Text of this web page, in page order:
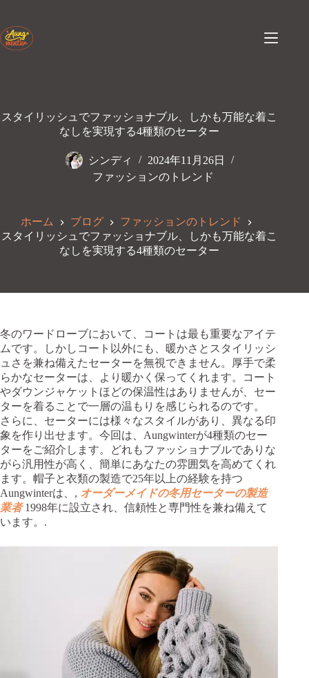
テ
ン
ッ
スタイリッシュでファッショナブル、しかも万能な着こ
なしを実現する4種類のセーター
シンディ
2024年11月26日
ファッションのトレンド
ホーム ブログ
ファッションのトレンド
スタイリッシュでファッショナブル、しかも万能な着こ
なしを実現する4種類のセーター
冬のワードローブにおいて、コートは最も重要なアイテ
ムです。しかしコート以外にも、暖かさとスタイリッシ
ュさを兼ね備えたセーターを無視できません。厚手で柔
らかなセーターは、より暖かく保ってくれます。コート
やダウンジャケットほどの保温性はありませんが、セー
ターを着ることで一層の温もりを感じられるのです。
さらに、セーターには様々なスタイルがあり、異なる印
象を作り出せます。今回は、Aungwinterが4種類のセー
ターをご紹介します。どれもファッショナブルでありな
がら汎用性が高く、簡単にあなたの雰囲気を高めてくれ
ます。帽子と衣類の製造で25年以上の経験を持つ
Aungwinterは、, オーダーメイドの冬用セーターの製造
業者1998年に設立され、信頼性と専門性を兼ね備えて
います。.